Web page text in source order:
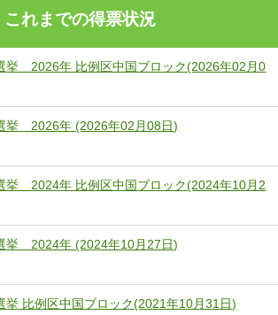
これまでの得票状況
挙 2026年 比例区中国ブロック(2026年02月0
挙 2026年 (2026年02月08日)
挙 2024年 比例区中国ブロック(2024年10月2
挙 2024年 (2024年10月27日)
挙 比例区中国ブロック(2021年10月31日)